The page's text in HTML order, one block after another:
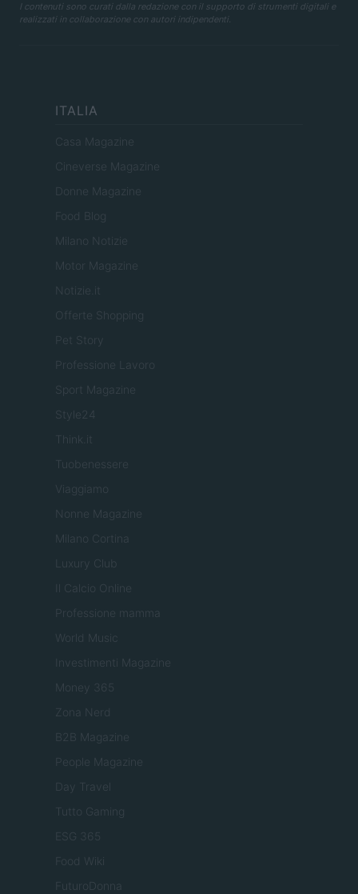
I contenuti sono curati dalla redazione con il supporto di strumenti digitali e
realizzati in collaborazione con autori indipendenti.
ITALIA
Casa Magazine
Cineverse Magazine
Donne Magazine
Food Blog
Milano Notizie
Motor Magazine
Notizie.it
Offerte Shopping
Pet Story
Professione Lavoro
Sport Magazine
Style24
Think.it
Tuobenessere
Viaggiamo
Nonne Magazine
Milano Cortina
Luxury Club
Il Calcio Online
Professione mamma
World Music
Investimenti Magazine
Money 365
Zona Nerd
B2B Magazine
People Magazine
Day Travel
Tutto Gaming
ESG 365
Food Wiki
FuturoDonna